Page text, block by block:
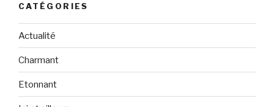
CATÉGORIES
Actualité
Charmant
Etonnant